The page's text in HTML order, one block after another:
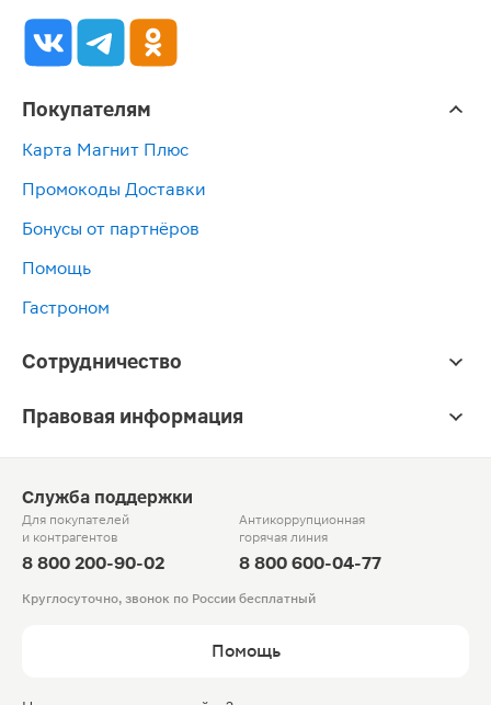
Покупателям
Карта Магнит Плюс
Промокоды Доставки
Бонусы от партнёров
Помощь
Гастроном
Сотрудничество
Правовая информация
Служба поддержки
Для покупателей
и контрагентов
8 800 200-90-02
Антикоррупционная
горячая линия
8 800 600-04-77
Круглосуточно, звонок по России бесплатный
Помощь